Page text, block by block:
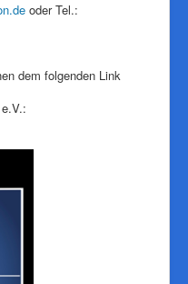
oder Tel.:
dem folgenden Link